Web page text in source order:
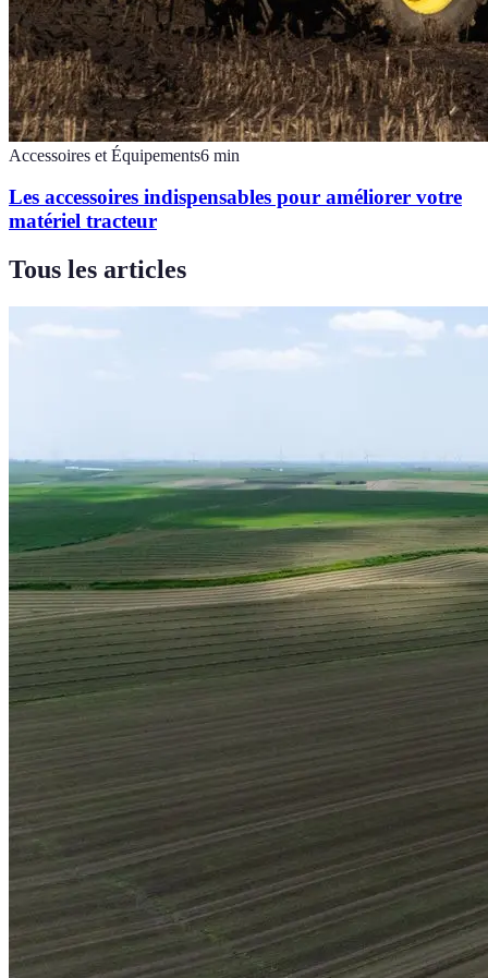
Accessoires et Équipements6 min
Les accessoires indispensables pour améliorer votre
matériel tracteur
Tous les articles